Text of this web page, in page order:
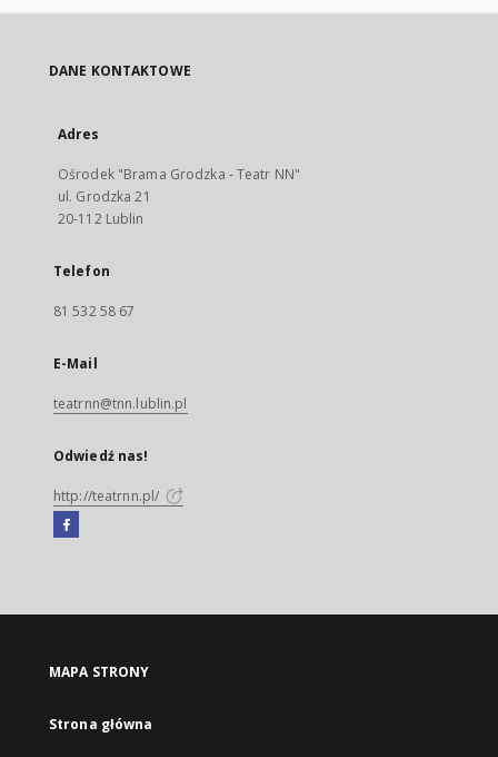
DANE KONTAKTOWE
Adres
Ośrodek "Brama Grodzka - Teatr NN"
ul. Grodzka 21
20-112 Lublin
Telefon
81 532 58 67
E-Mail
teatrnn@tnn.lublin.pl
Odwiedź nas!
http://teatrnn.pl/
Facebook
się
karcie
MAPA STRONY
Strona główna